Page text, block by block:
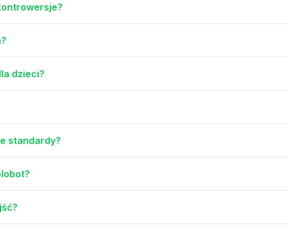
dzieci?
standardy?